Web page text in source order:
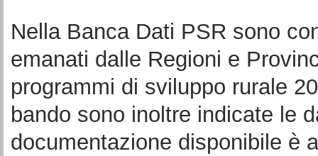
Nella Banca Dati PSR sono
emanati dalle Regioni e
programmi di sviluppo rurale
bando sono inoltre indicate le
documentazione disponibile è